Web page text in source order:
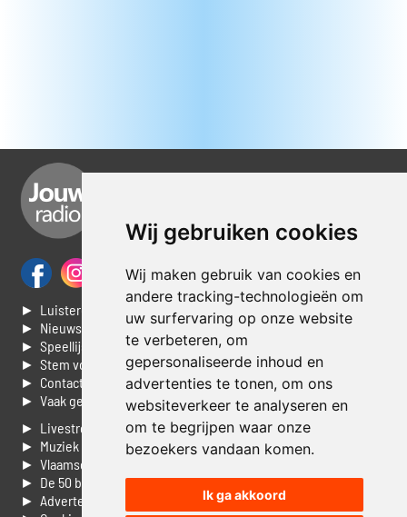
Wij gebruiken cookies
Wij maken gebruik van cookies en
andere tracking-technologieën om
uw surfervaring op onze website
te verbeteren, om
gepersonaliseerde inhoud en
advertenties te tonen, om ons
websiteverkeer te analyseren en
om te begrijpen waar onze
bezoekers vandaan komen.
Ik ga akkoord
► Luisteren naar Jouwradio
► Nieuws
► Speellijst
► Stem voor de Dag top 3
► Contacteer ons
► Vaak gestelde vragen
► Livestream informatie
► Muziek opzoeken
► Vlaamse 100 Aller tijden
► De 50 beste van...
► Adverteren op Jouwradio